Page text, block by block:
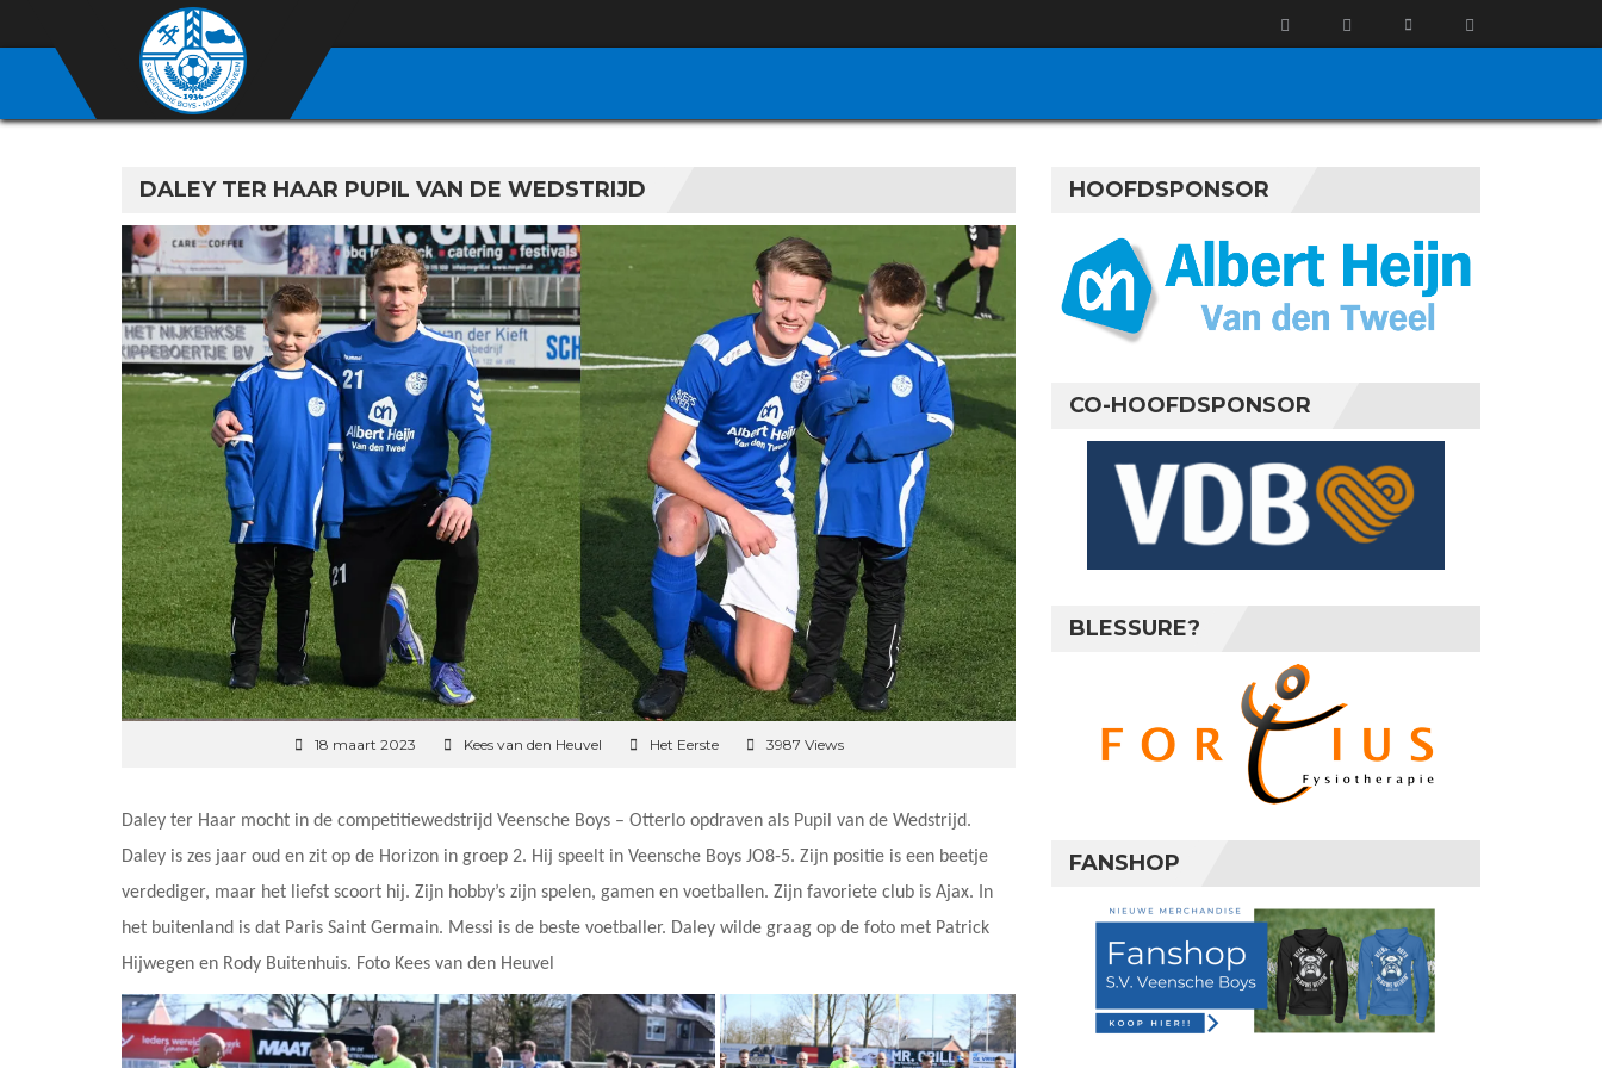
DALEY TER HAAR PUPIL VAN DE WEDSTRIJD
18 maart 2023 Kees van den Heuvel Het Eerste 3987 Views
Daley ter Haar mocht in de competitiewedstrijd Veensche Boys – Otterlo opdraven als Pupil van de Wedstrijd.
Daley is zes jaar oud en zit op de Horizon in groep 2. Hij speelt in Veensche Boys JO8-5. Zijn positie is een beetje
verdediger, maar het liefst scoort hij. Zijn hobby’s zijn spelen, gamen en voetballen. Zijn favoriete club is Ajax. In
het buitenland is dat Paris Saint Germain. Messi is de beste voetballer. Daley wilde graag op de foto met Patrick
Hijwegen en Rody Buitenhuis. Foto Kees van den Heuvel
HOOFDSPONSOR
CO-HOOFDSPONSOR
BLESSURE?
FANSHOP